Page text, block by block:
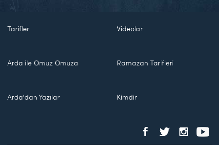
Tarifler Videolar
Arda ile Omuz Omuza Ramazan Tarifleri
Arda'dan Yazılar Kimdir